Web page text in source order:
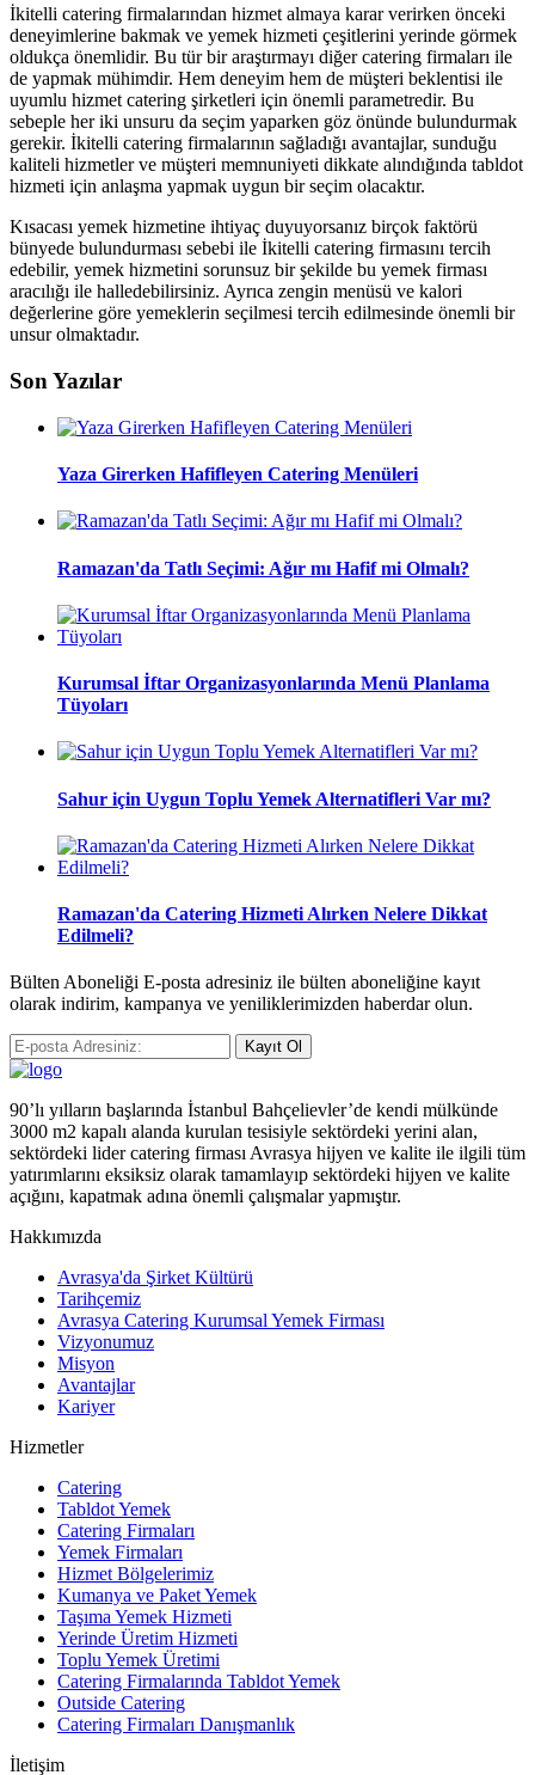
İkitelli catering firmalarından hizmet almaya karar verirken önceki
deneyimlerine bakmak ve yemek hizmeti çeşitlerini yerinde görmek
oldukça önemlidir. Bu tür bir araştırmayı diğer catering firmaları ile
de yapmak mühimdir. Hem deneyim hem de müşteri beklentisi ile
uyumlu hizmet catering şirketleri için önemli parametredir. Bu
sebeple her iki unsuru da seçim yaparken göz önünde bulundurmak
gerekir. İkitelli catering firmalarının sağladığı avantajlar, sunduğu
kaliteli hizmetler ve müşteri memnuniyeti dikkate alındığında tabldot
hizmeti için anlaşma yapmak uygun bir seçim olacaktır.
Kısacası yemek hizmetine ihtiyaç duyuyorsanız birçok faktörü
bünyede bulundurması sebebi ile İkitelli catering firmasını tercih
edebilir, yemek hizmetini sorunsuz bir şekilde bu yemek firması
aracılığı ile halledebilirsiniz. Ayrıca zengin menüsü ve kalori
değerlerine göre yemeklerin seçilmesi tercih edilmesinde önemli bir
unsur olmaktadır.
Son Yazılar
Yaza Girerken Hafifleyen Catering Menüleri
Ramazan'da Tatlı Seçimi: Ağır mı Hafif mi Olmalı?
Kurumsal İftar Organizasyonlarında Menü Planlama
Tüyoları
Sahur için Uygun Toplu Yemek Alternatifleri Var mı?
Ramazan'da Catering Hizmeti Alırken Nelere Dikkat
Edilmeli?
Bülten Aboneliği E-posta adresiniz ile bülten aboneliğine kayıt
olarak indirim, kampanya ve yeniliklerimizden haberdar olun.
Kayıt Ol
90’lı yılların başlarında İstanbul Bahçelievler’de kendi mülkünde
3000 m2 kapalı alanda kurulan tesisiyle sektördeki yerini alan,
sektördeki lider catering firması Avrasya hijyen ve kalite ile ilgili tüm
yatırımlarını eksiksiz olarak tamamlayıp sektördeki hijyen ve kalite
açığını, kapatmak adına önemli çalışmalar yapmıştır.
Hakkımızda
Avrasya'da Şirket Kültürü
Tarihçemiz
Avrasya Catering Kurumsal Yemek Firması
Vizyonumuz
Misyon
Avantajlar
Kariyer
Hizmetler
Catering
Tabldot Yemek
Catering Firmaları
Yemek Firmaları
Hizmet Bölgelerimiz
Kumanya ve Paket Yemek
Taşıma Yemek Hizmeti
Yerinde Üretim Hizmeti
Toplu Yemek Üretimi
Catering Firmalarında Tabldot Yemek
Outside Catering
Catering Firmaları Danışmanlık
İletişim